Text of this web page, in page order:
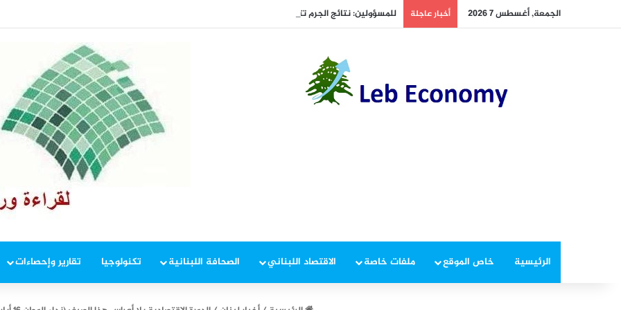
الجمعة, أغسطس 7 2026 أخبار عاجلة للمسؤولين: نتائج الجرم تتصاعد… شو ناطرين؟ (الجمهورية 7 آب)
الرئيسية خاص الموقع ملفات خاصة الاقتصاد اللبناني الصحافة اللبنانية تكنولوجيا تقارير وإحصاءات